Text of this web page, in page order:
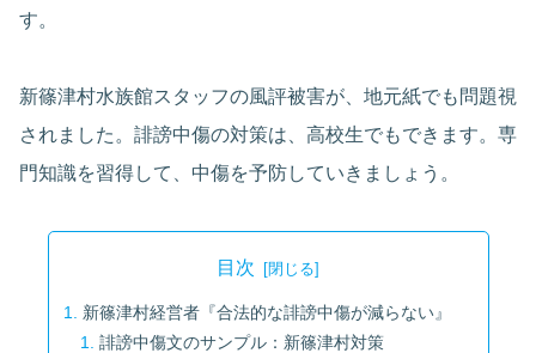
す。
新篠津村水族館スタッフの風評被害が、地元紙でも問題視
されました。誹謗中傷の対策は、高校生でもできます。専
門知識を習得して、中傷を予防していきましょう。
目次
新篠津村経営者『合法的な誹謗中傷が減らない』
誹謗中傷文のサンプル：新篠津村対策